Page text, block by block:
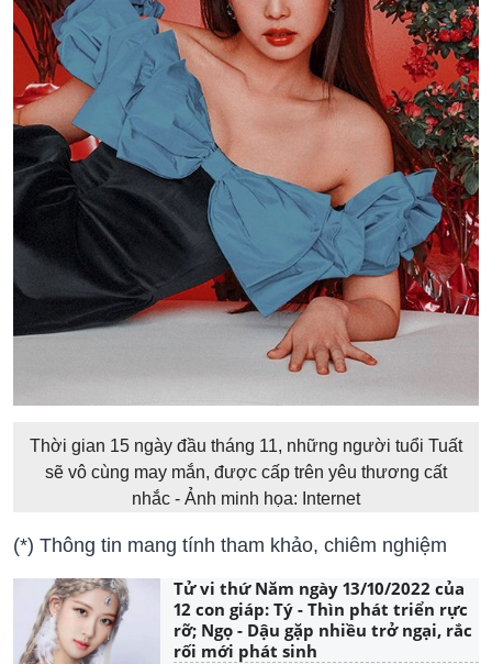
Thời gian 15 ngày đầu tháng 11, những người tuổi Tuất
sẽ vô cùng may mắn, được cấp trên yêu thương cất
nhắc - Ảnh minh họa: Internet
(*) Thông tin mang tính tham khảo, chiêm nghiệm
Tử vi thứ Năm ngày 13/10/2022 của
12 con giáp: Tý - Thìn phát triển rực
rỡ; Ngọ - Dậu gặp nhiều trở ngại, rắc
rối mới phát sinh